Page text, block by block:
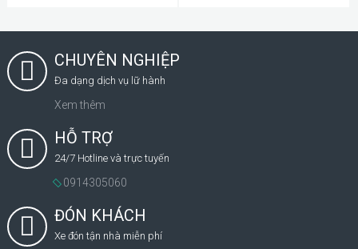
CHUYÊN NGHIỆP
Đa dạng dịch vụ lữ hành
Xem thêm
HỖ TRỢ
24/7 Hotline và trực tuyến
0914305060
ĐÓN KHÁCH
Xe đón tận nhà miễn phí